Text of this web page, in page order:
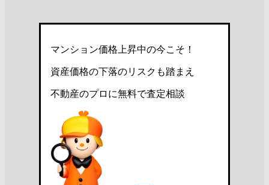
マンション価格上昇中の今こそ！
資産価格の下落のリスクも踏まえ
不動産のプロに無料で査定相談